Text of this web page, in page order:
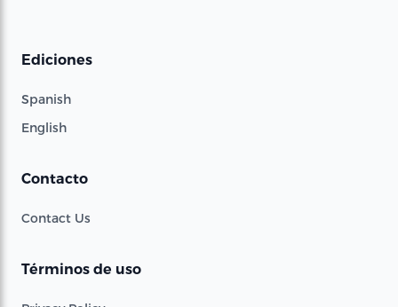
Ediciones
Spanish
English
Contacto
Contact Us
Términos de uso